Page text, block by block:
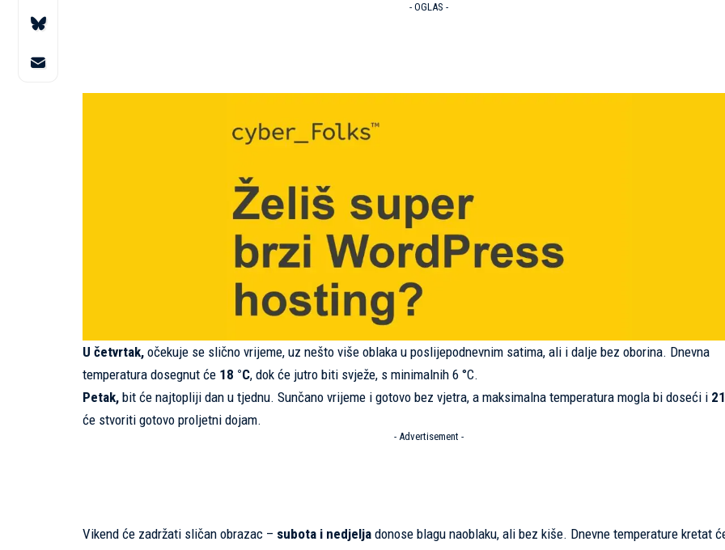
- OGLAS -
U četvrtak, očekuje se slično vrijeme, uz nešto više oblaka u poslijepodnevnim satima, ali i dalje bez oborina. Dnevna
temperatura dosegnut će 18 °C, dok će jutro biti svježe, s minimalnih 6 °C.
Petak, bit će najtopliji dan u tjednu. Sunčano vrijeme i gotovo bez vjetra, a maksimalna temperatura mogla bi doseći i
će stvoriti gotovo proljetni dojam.
- Advertisement -
Vikend će zadržati sličan obrazac – subota i nedjelja donose blagu naoblaku, ali bez kiše. Dnevne temperature kretat